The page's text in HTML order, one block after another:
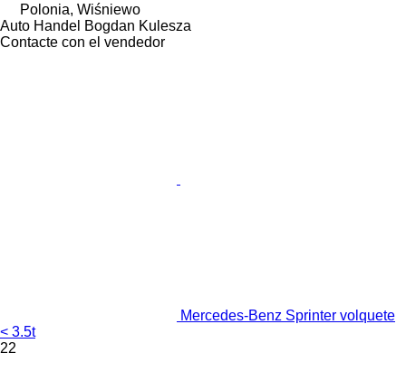
Polonia, Wiśniewo
Auto Handel Bogdan Kulesza
Contacte con el vendedor
Mercedes-Benz Sprinter volquete
< 3.5t
22